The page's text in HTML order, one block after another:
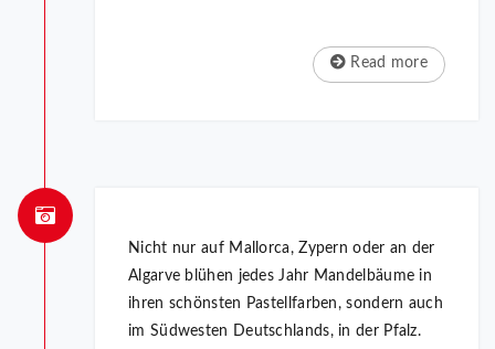
Read more
Nicht nur auf Mallorca, Zypern oder an der
Algarve blühen jedes Jahr Mandelbäume in
ihren schönsten Pastellfarben, sondern auch
im Südwesten Deutschlands, in der Pfalz.